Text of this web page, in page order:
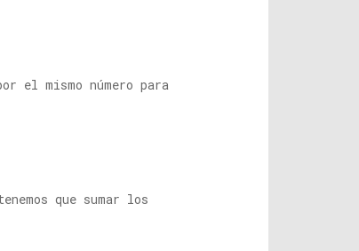
el mismo número para
que sumar los